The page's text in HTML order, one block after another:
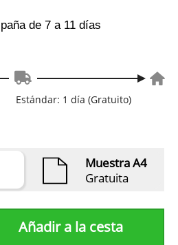
de 7 a 11 días
Estándar: 1 día (Gratuito)
Muestra A4
Gratuita
Añadir a la cesta